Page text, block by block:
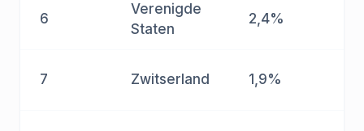
6
Verenigde
Staten
2,4%
7 Zwitserland 1,9%